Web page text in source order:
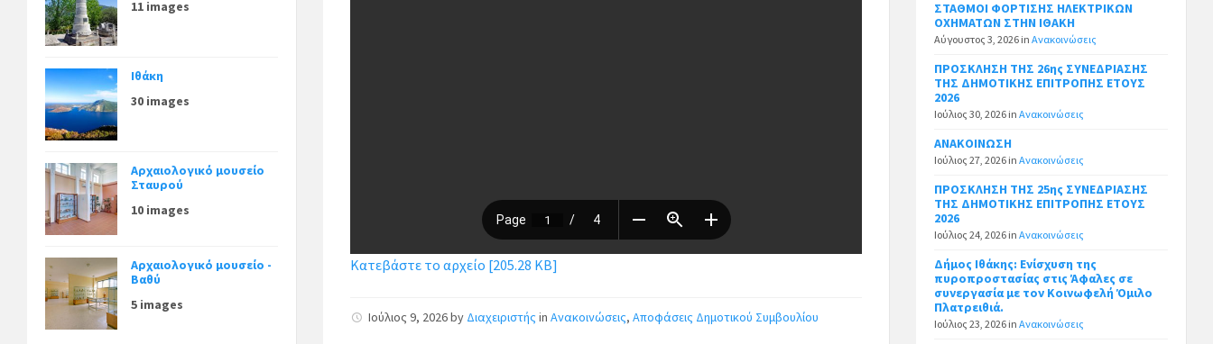
Κατεβάστε το αρχείο [205.28 KB]
Ιούλιος 9, 2026by Διαχειριστής inΑνακοινώσεις,Αποφάσεις Δημοτικού Συμβουλίου
11 images
Ιθάκη
30 images
Αρχαιολογικό μουσείο
Σταυρού
10 images
Αρχαιολογικό μουσείο -
Βαθύ
5 images
ΣΤΑΘΜΟΙ ΦΟΡΤΙΣΗΣ ΗΛΕΚΤΡΙΚΩΝ
ΟΧΗΜΑΤΩΝ ΣΤΗΝ ΙΘΑΚΗ
Αύγουστος 3, 2026 inΑνακοινώσεις
ΠΡΟΣΚΛΗΣΗ ΤΗΣ 26ης ΣΥΝΕΔΡΙΑΣΗΣ
ΤΗΣ ΔΗΜΟΤΙΚΗΣ ΕΠΙΤΡΟΠΗΣ ΕΤΟΥΣ
2026
Ιούλιος 30, 2026 inΑνακοινώσεις
ΑΝΑΚΟΙΝΩΣΗ
Ιούλιος 27, 2026 inΑνακοινώσεις
ΠΡΟΣΚΛΗΣΗ ΤΗΣ 25ης ΣΥΝΕΔΡΙΑΣΗΣ
ΤΗΣ ΔΗΜΟΤΙΚΗΣ ΕΠΙΤΡΟΠΗΣ ΕΤΟΥΣ
2026
Ιούλιος 24, 2026 inΑνακοινώσεις
Δήμος Ιθάκης: Ενίσχυση της
πυροπροστασίας στις Άφαλες σε
συνεργασία με τον Κοινωφελή Όμιλο
Πλατρειθιά.
Ιούλιος 23, 2026 inΑνακοινώσεις